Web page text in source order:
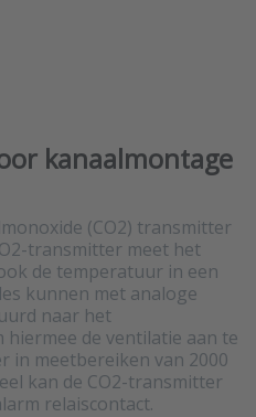
kanaalmontage
(CO2) transmitter
transmitter meet het
de temperatuur in een
kunnen met analoge
naar het
de ventilatie aan te
in meetbereiken van 2000
kan de CO2-transmitter
relaiscontact.